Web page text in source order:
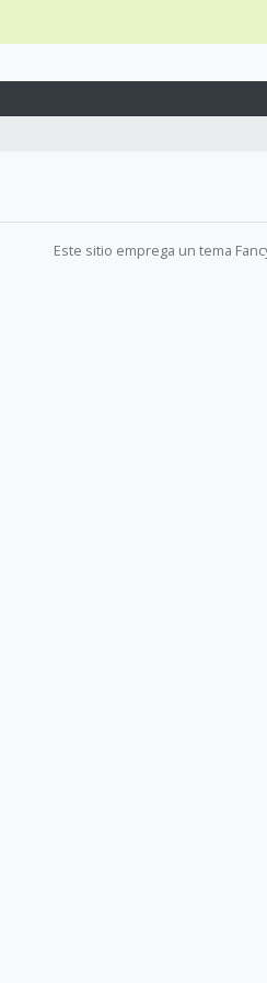
Este sitio emprega un tema